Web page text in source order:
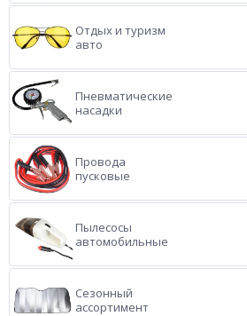
Отдых и туризм
авто
Пневматические
насадки
Провода
пусковые
Пылесосы
автомобильные
Сезонный
ассортимент